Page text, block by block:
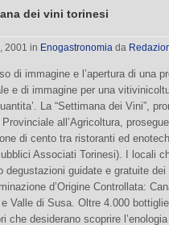
dei vini torinesi
2001 in Enogastronomia da
di immagine e l’apertura di una
e di immagine per una
La “Settimana dei Vini”,
all’Agricoltura,
di cento tra ristoranti ed
Associati Torinesi). I locali
degustazioni guidate e gratuite
d’Origine Controllata:
e Valle di Susa. Oltre 4.000
che desiderano scoprire